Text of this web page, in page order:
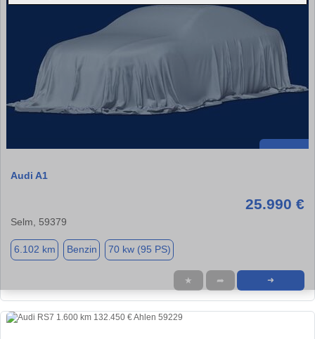
Audi A1
25.990 €
Selm, 59379
6.102 km Benzin 70 kw (95 PS)
★ ➦ ➜